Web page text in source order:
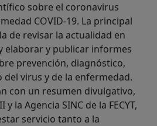
sobre el coronavirus
COVID-19. La principal
de revisar la actualidad en
elaborar y publicar informes
prevención, diagnóstico,
virus y de la enfermedad.
con un resumen divulgativo,
la Agencia SINC de la FECYT,
servicio tanto a la